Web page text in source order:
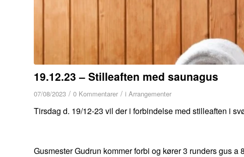
19.12.23 – Stilleaften med saunagus
07/08/2023 / 0 Kommentarer / i Arrangementer
Tirsdag d. 19/12-23 vil der i forbindelse med stilleaften i
Gusmester Gudrun kommer forbi og kører 3 runders gus a